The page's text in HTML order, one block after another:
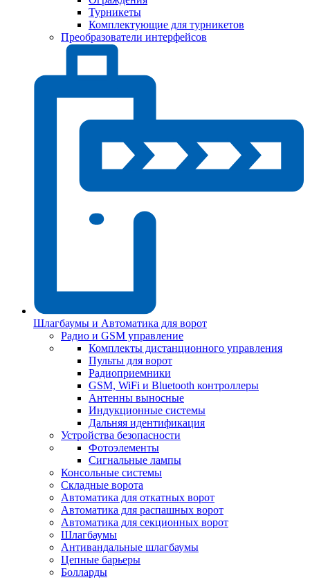
Турникеты
Комплектующие для турникетов
Преобразователи интерфейсов
Шлагбаумы и Автоматика для ворот
Радио и GSM управление
Комплекты дистанционного управления
Пульты для ворот
Радиоприемники
GSM, WiFi и Bluetooth контроллеры
Антенны выносные
Индукционные системы
Дальняя идентификация
Устройства безопасности
Фотоэлементы
Сигнальные лампы
Консольные системы
Складные ворота
Автоматика для откатных ворот
Автоматика для распашных ворот
Автоматика для секционных ворот
Шлагбаумы
Антивандальные шлагбаумы
Цепные барьеры
Болларды